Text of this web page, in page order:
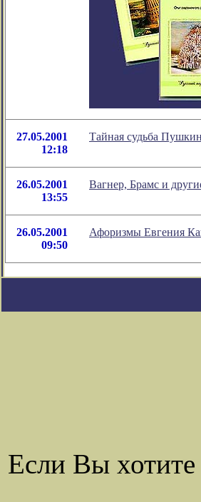
27.05.2001
12:18
Тайная судьба
26.05.2001
13:55
Вагнер, Брамс и
26.05.2001
09:50
Афоризмы Евгения
Если Вы